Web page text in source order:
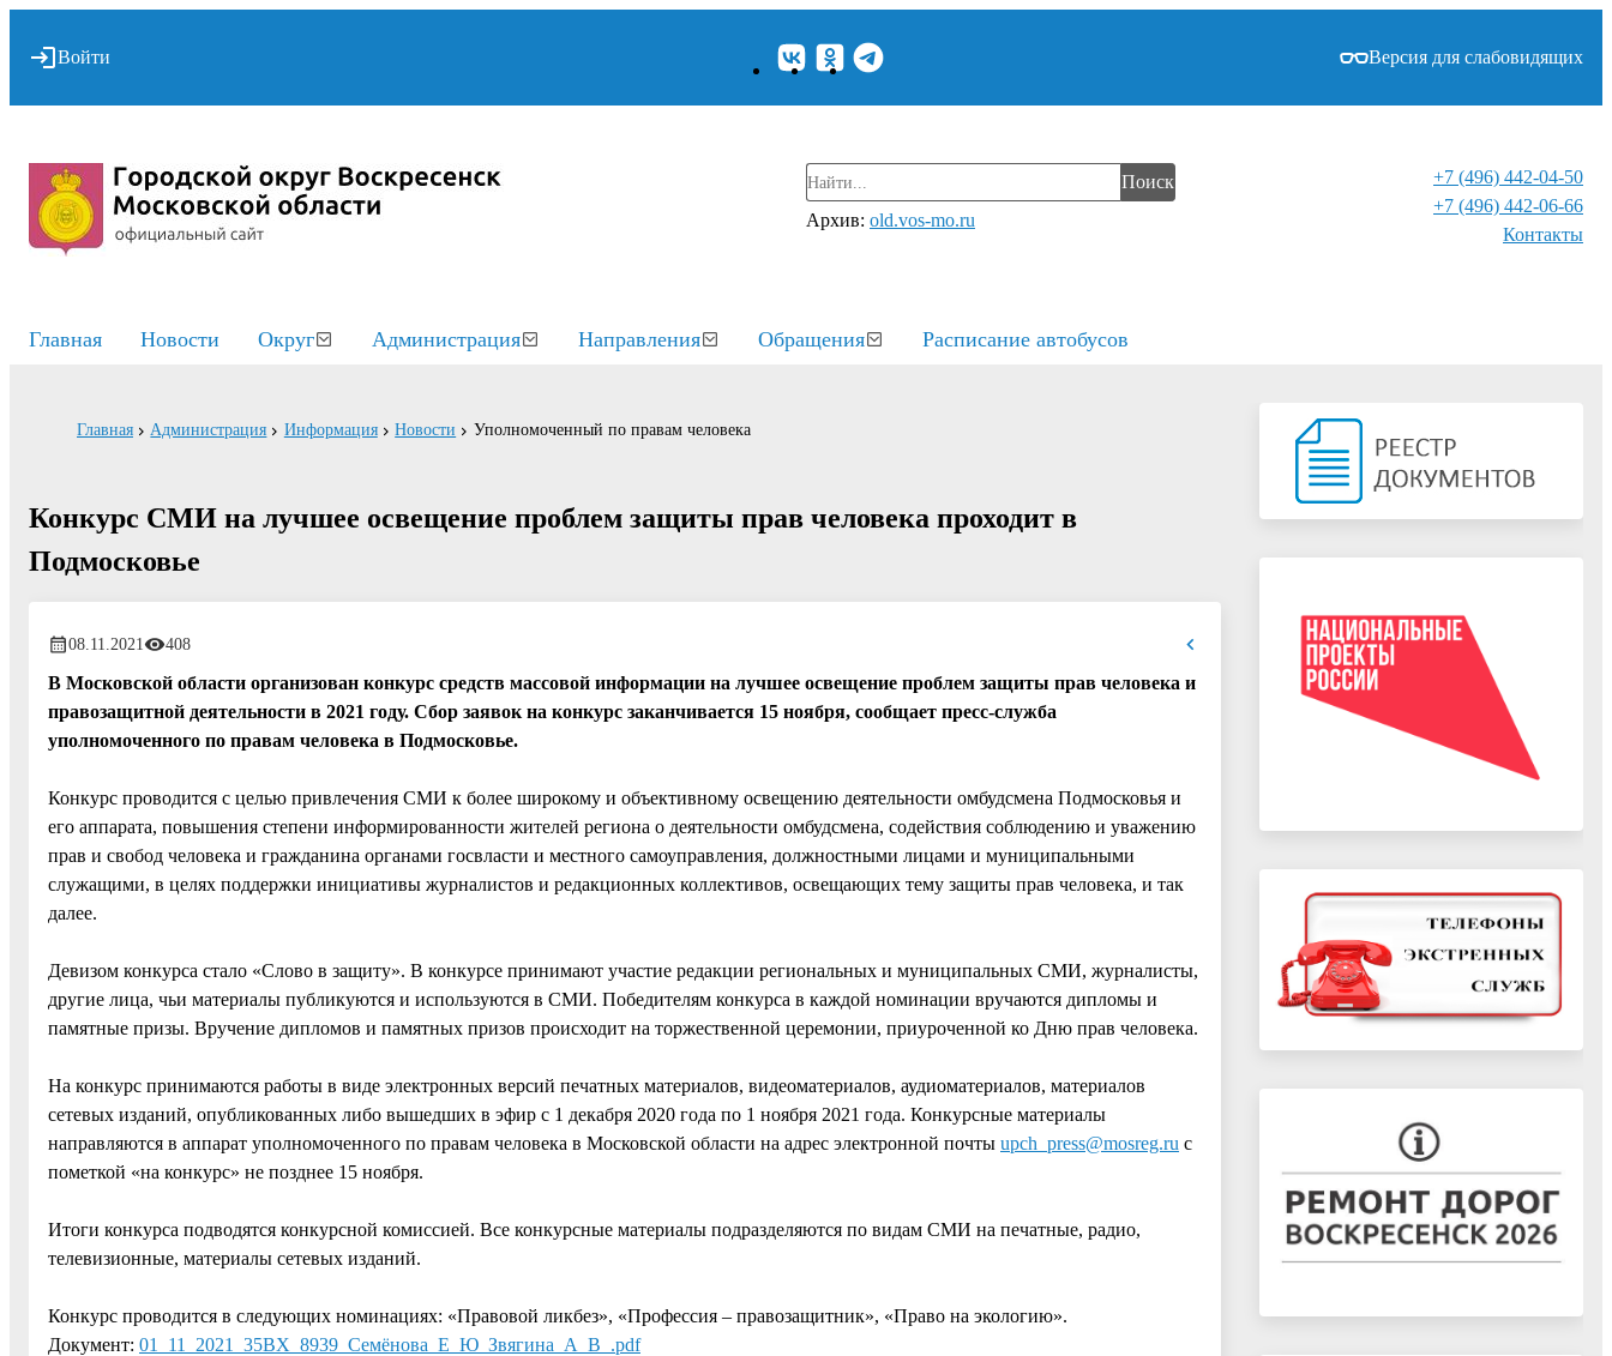
Войти Версия для слабовидящих
Поиск
Архив: old.vos-mo.ru
+7 (496) 442-04-50
+7 (496) 442-06-66
Контакты⁠
Главная Новости Округ Администрация Направления Обращения Расписание автобусов
Главная Администрация Информация Новости Уполномоченный по правам человека
Конкурс СМИ на лучшее освещение проблем защиты прав человека проходит в
Подмосковье
08.11.2021 408
В Московской области организован конкурс средств массовой информации на лучшее освещение проблем защиты прав человека и
правозащитной деятельности в 2021 году. Сбор заявок на конкурс заканчивается 15 ноября, сообщает пресс-служба
уполномоченного по правам человека в Подмосковье.
Конкурс проводится с целью привлечения СМИ к более широкому и объективному освещению деятельности омбудсмена Подмосковья и
его аппарата, повышения степени информированности жителей региона о деятельности омбудсмена, содействия соблюдению и уважению
прав и свобод человека и гражданина органами госвласти и местного самоуправления, должностными лицами и муниципальными
служащими, в целях поддержки инициативы журналистов и редакционных коллективов, освещающих тему защиты прав человека, и так
далее.
Девизом конкурса стало «Слово в защиту». В конкурсе принимают участие редакции региональных и муниципальных СМИ, журналисты,
другие лица, чьи материалы публикуются и используются в СМИ. Победителям конкурса в каждой номинации вручаются дипломы и
памятные призы. Вручение дипломов и памятных призов происходит на торжественной церемонии, приуроченной ко Дню прав человека.
На конкурс принимаются работы в виде электронных версий печатных материалов, видеоматериалов, аудиоматериалов, материалов
сетевых изданий, опубликованных либо вышедших в эфир с 1 декабря 2020 года по 1 ноября 2021 года. Конкурсные материалы
направляются в аппарат уполномоченного по правам человека в Московской области на адрес электронной почты upch_press@mosreg.ru с
пометкой «на конкурс» не позднее 15 ноября.
Итоги конкурса подводятся конкурсной комиссией. Все конкурсные материалы подразделяются по видам СМИ на печатные, радио,
телевизионные, материалы сетевых изданий.
Конкурс проводится в следующих номинациях: «Правовой ликбез», «Профессия – правозащитник», «Право на экологию».
Документ: 01_11_2021_35ВХ_8939_Семёнова_Е_Ю_Звягина_А_В_.pdf